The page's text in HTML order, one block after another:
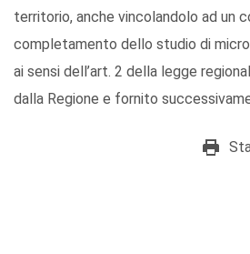
territorio, anche vincolandolo ad un
completamento dello studio di
ai sensi dell’art. 2 della legge
dalla Regione e fornito